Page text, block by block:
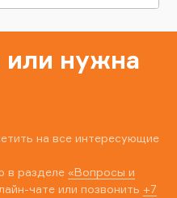
или нужна
на все интересующие
в разделе «Вопросы и
чате или позвонить +7